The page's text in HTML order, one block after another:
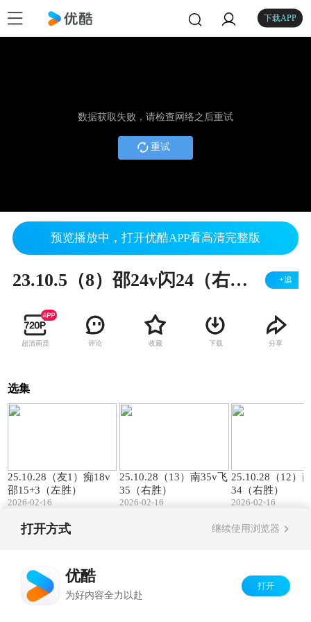
下载APP
数据获取失败，请检查网络之后重试
重试
预览播放中，打开优酷APP看高清完整版
23.10.5（8）邵24v闪24（右胜） +追
超清画质 评论 收藏 下载 分享
选集
25.10.28（友1）痴18v
邵15+3（左胜）
2026-02-16
25.10.28（13）南35v飞
35（右胜）
2026-02-16
25.10.28（12）
34（右胜）
2026-02-16
打开方式 继续使用浏览器
优酷
为好内容全力以赴
打开